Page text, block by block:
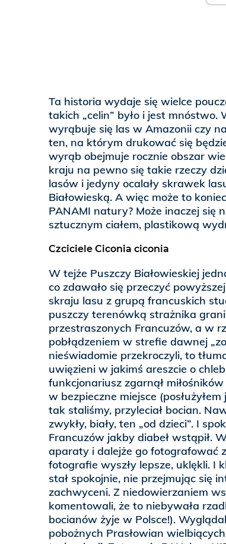
Ta historia wydaje się wielce
takich „celin” było i jest mnóstwo.
wyrąbuje się las w Amazonii czy
ten, na którym drukować się
wyrąb obejmuje rocznie obszar
kraju na pewno się takie rzeczy
lasów i jedyny ocalały skrawek
Białowieską. A więc może to
PANAMI natury? Może inaczej się
sztucznym ciałem, plastikową
Czciciele Ciconia ciconia
W tejże Puszczy Białowieskiej
co zdawało się przeczyć
skraju lasu z grupą francuskich
puszczy terenówką strażnika
przestraszonych Francuzów, a w
pobłądzeniem w strefie dawnej
nieświadomie przekroczyli, to
uwięzieni w jakimś areszcie o
funkcjonariusz zgarnął
w bezpieczne miejsce
tak staliśmy, przyleciał bocian.
zwykły, biały, ten „od dzieci”. I
Francuzów jakby diabeł wstąpił.
aparaty i dalejże go fotografować
fotografie wyszły lepsze, uklękli. I
stał spokojnie, nie przejmując się
zachwyceni. Z niedowierzaniem
komentowali, że to niebywała
bocianów żyje w Polsce!).
pobożnych Prasłowian